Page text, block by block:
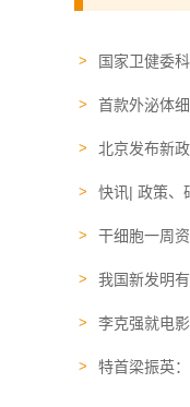
国家卫健委
首款外泌体
北京发布新
快讯| 政策、
干细胞一周
我国新发明
李克强就电
特首梁振英